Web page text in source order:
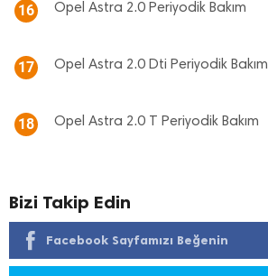
16 Opel Astra 2.0 Periyodik Bakım
17 Opel Astra 2.0 Dti Periyodik Bakım
18 Opel Astra 2.0 T Periyodik Bakım
Bizi Takip Edin
Facebook Sayfamızı Beğenin